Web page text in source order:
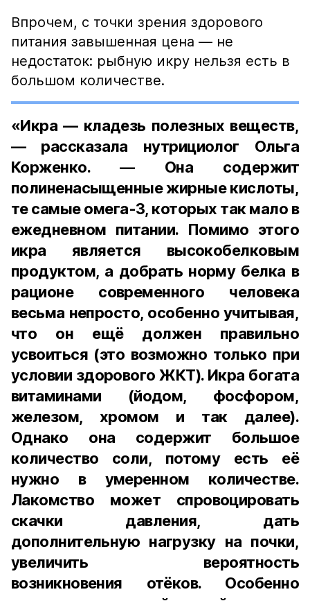
Впрочем, с точки зрения здорового
питания завышенная цена — не
недостаток: рыбную икру нельзя есть в
большом количестве.
«Икра — кладезь полезных веществ,
— рассказала нутрициолог Ольга
Корженко. — Она содержит
полиненасыщенные жирные кислоты,
те самые омега-3, которых так мало в
ежедневном питании. Помимо этого
икра является высокобелковым
продуктом, а добрать норму белка в
рационе современного человека
весьма непросто, особенно учитывая,
что он ещё должен правильно
усвоиться (это возможно только при
условии здорового ЖКТ). Икра богата
витаминами (йодом, фосфором,
железом, хромом и так далее).
Однако она содержит большое
количество соли, потому есть её
нужно в умеренном количестве.
Лакомство может спровоцировать
скачки давления, дать
дополнительную нагрузку на почки,
увеличить вероятность
возникновения отёков. Особенно